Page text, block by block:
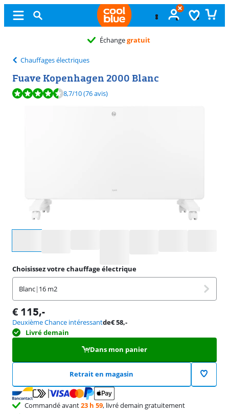
Chauffages électriques
Fuave Kopenhagen 2000 Blanc
La note est de 8,7 sur 10, basée sur 76 avis.
8,7/10(76 avis)
Choisissez votre chauffage électrique
Blanc| 16 m2
€ 115,-
Deuxième Chance intéressantde€58,-
Livré demain
Dans mon panier
Retrait en magasin
Commandé avant23 h 59, livré demain gratuitement